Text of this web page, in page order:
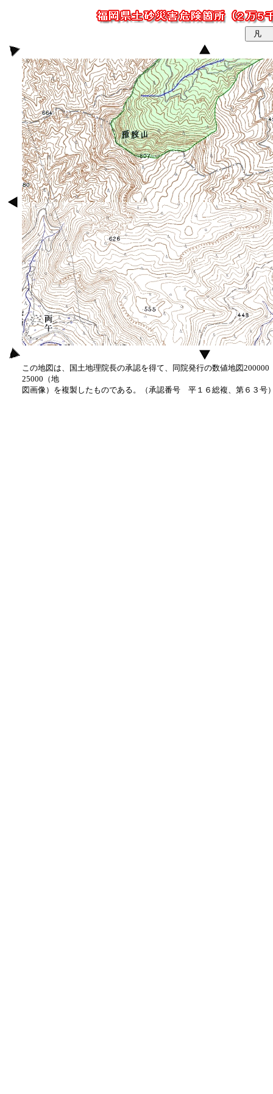
この地図は、国土地理院長の承認を得て、同院発行の数値地図
25000（地
図画像）を複製したものである。（承認番号 平１６総複、第６３号